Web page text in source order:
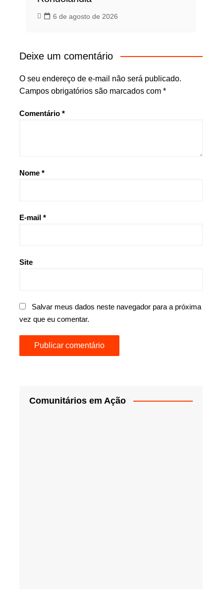
6 de agosto de 2026
Deixe um comentário
O seu endereço de e-mail não será publicado.
Campos obrigatórios são marcados com *
Comentário *
Nome *
E-mail *
Site
Salvar meus dados neste navegador para a próxima
vez que eu comentar.
Comunitários em Ação